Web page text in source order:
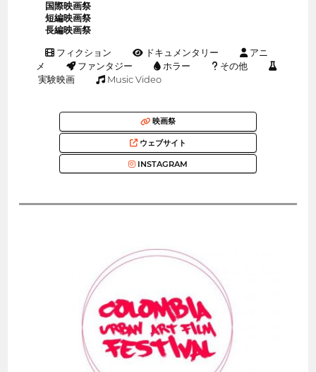
国際映画祭
短編映画祭
長編映画祭
フィクション ドキュメンタリー
アニ
メ
ファンタジー ホラー
その他
実験映画
Music Video
映画祭
ウェブサイト
INSTAGRAM